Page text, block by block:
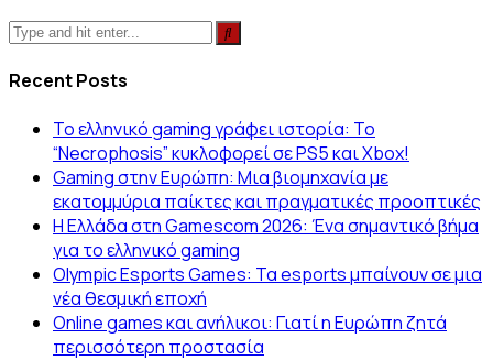
Recent Posts
Το ελληνικό gaming γράφει ιστορία: Το
“Necrophosis” κυκλοφορεί σε PS5 και Xbox!
Gaming στην Ευρώπη: Μια βιομηχανία με
εκατομμύρια παίκτες και πραγματικές προοπτικές
Η Ελλάδα στη Gamescom 2026: Ένα σημαντικό βήμα
για το ελληνικό gaming
Olympic Esports Games: Τα esports μπαίνουν σε μια
νέα θεσμική εποχή
Online games και ανήλικοι: Γιατί η Ευρώπη ζητά
περισσότερη προστασία